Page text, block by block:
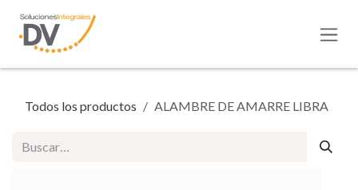
Todos los productos ALAMBRE DE AMARRE LIBRA